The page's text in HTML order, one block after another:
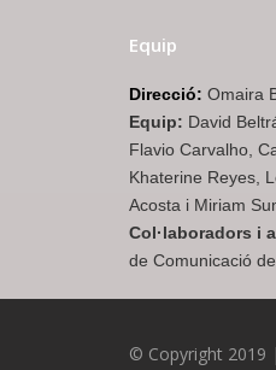
Equip
Direcció: Omaira
Equip: David
Flavio Carvalho,
Khaterine Reyes,
Acosta i Miriam
Col·laboradors i
de Comunicació
© Copyright 2019